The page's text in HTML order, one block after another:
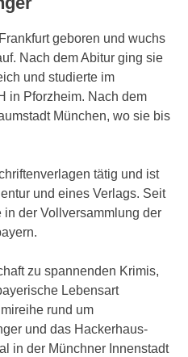
geboren und wuchs
Nach dem Abitur ging sie
und studierte im
in Pforzheim. Nach dem
München, wo sie bis
tätig und ist
und eines Verlags. Seit
der Vollversammlung der
zu spannenden Krimis,
Lebensart
rund um
und das Hackerhaus-
in der Münchner Innenstadt